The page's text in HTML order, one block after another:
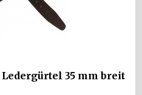
35 mm breit